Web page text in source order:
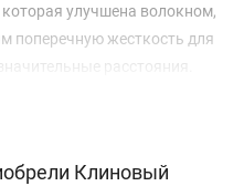
улучшена волокном,
поперечную жесткость для
расстояния.
машин;Клиновый